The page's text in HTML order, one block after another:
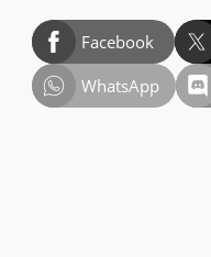
Facebook
WhatsApp